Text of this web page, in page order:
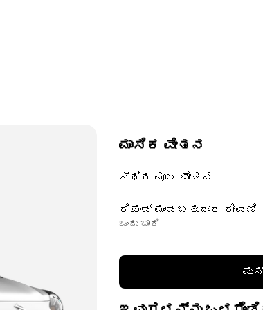
ಮಾಸಿಕ ವೇತನ
ಸ್ಥಿರ ಮೂಲ ವೇತನ
ರಿಫಂಡ್ ಮಾಡಬಹುದಾದ ಠೇವಣಿ
ಒಂದು ಬಾರಿ